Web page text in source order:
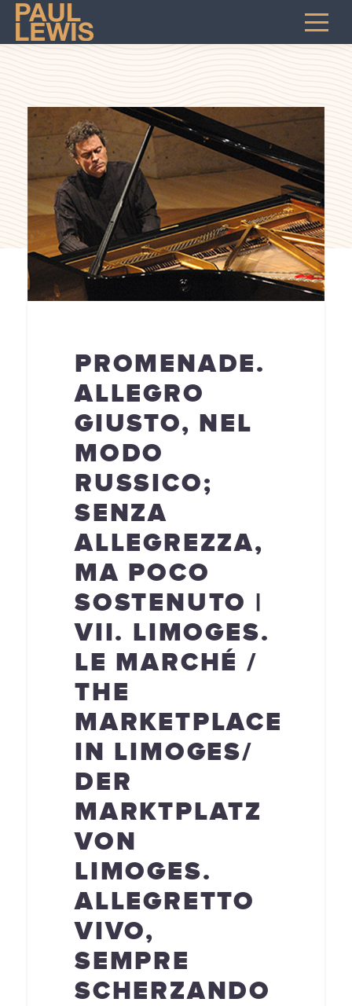
PROMENADE.
ALLEGRO
GIUSTO, NEL
MODO
RUSSICO;
SENZA
ALLEGREZZA,
MA POCO
SOSTENUTO |
VII. LIMOGES.
LE MARCHÉ /
THE
MARKETPLACE
IN LIMOGES/
DER
MARKTPLATZ
VON
LIMOGES.
ALLEGRETTO
VIVO,
SEMPRE
SCHERZANDO